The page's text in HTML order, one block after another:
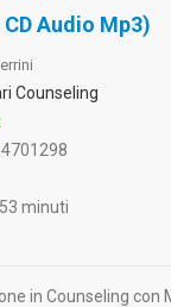
CD Audio Mp3)
Counseling
minuti
in Counseling con